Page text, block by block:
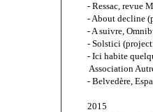
- Ressac, revue
- About decline
- A suivre,
- Solstici
- Ici habite
Association
- Belvedère,
2015